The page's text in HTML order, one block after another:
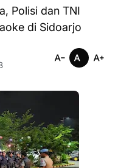
Polisi dan TNI
di Sidoarjo